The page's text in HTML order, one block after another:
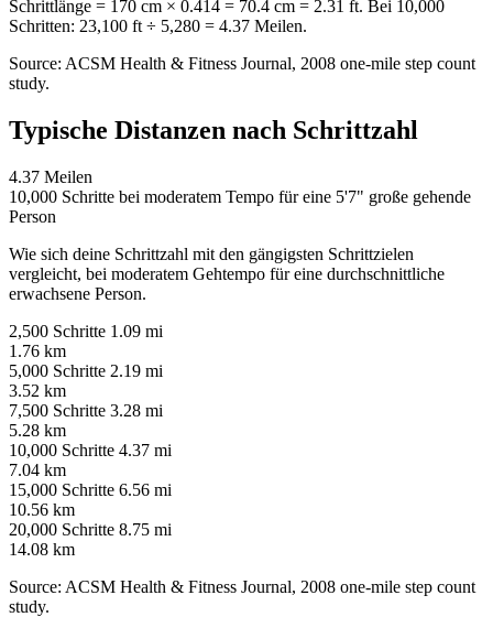
Schrittlänge = 170 cm × 0.414 = 70.4 cm = 2.31 ft. Bei 10,000
Schritten: 23,100 ft ÷ 5,280 = 4.37 Meilen.
Source: ACSM Health & Fitness Journal, 2008 one-mile step count
study.
Typische Distanzen nach Schrittzahl
4.37 Meilen
10,000 Schritte bei moderatem Tempo für eine 5'7" große gehende
Person
Wie sich deine Schrittzahl mit den gängigsten Schrittzielen
vergleicht, bei moderatem Gehtempo für eine durchschnittliche
erwachsene Person.
2,500 Schritte 1.09 mi
1.76 km
5,000 Schritte 2.19 mi
3.52 km
7,500 Schritte 3.28 mi
5.28 km
10,000 Schritte 4.37 mi
7.04 km
15,000 Schritte 6.56 mi
10.56 km
20,000 Schritte 8.75 mi
14.08 km
Source: ACSM Health & Fitness Journal, 2008 one-mile step count
study.